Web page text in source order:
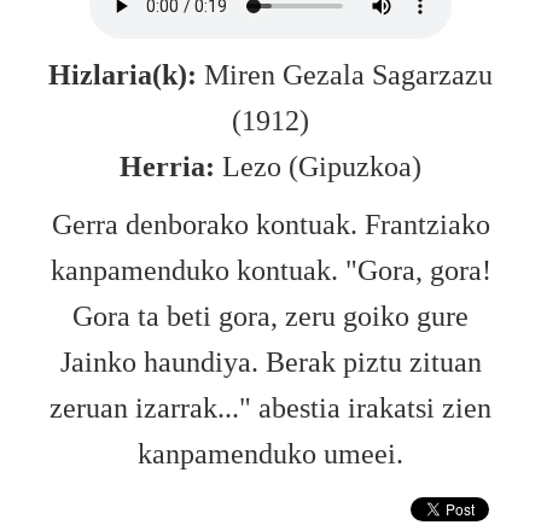
Hizlaria(k): Miren Gezala Sagarzazu
(1912)
Herria: Lezo (Gipuzkoa)
Gerra denborako kontuak. Frantziako
kanpamenduko kontuak. "Gora, gora!
Gora ta beti gora, zeru goiko gure
Jainko haundiya. Berak piztu zituan
zeruan izarrak..." abestia irakatsi zien
kanpamenduko umeei.